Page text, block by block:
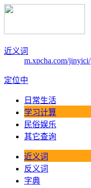
近义词
m.xpcha.com/jinyici/
定位中
日常生活
学习计算
民俗娱乐
其它查询
近义词
反义词
字典